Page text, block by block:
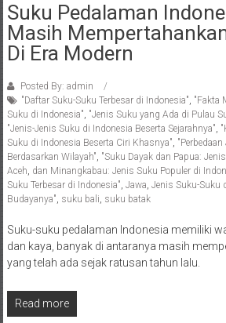
Suku Pedalaman
Masih
Di Era Modern
Posted By: admin
"Daftar Suku-Suku Terbesar di Indonesia", "Fakta
Suku di Indonesia", "Jenis Suku yang Ada di Pulau
"Jenis-Jenis Suku di Indonesia Beserta Sejarahnya",
Suku di Indonesia Beserta Ciri Khasnya",
Berdasarkan Wilayah", "Suku Dayak dan Papua:
Aceh, dan Minangkabau: Jenis Suku Populer di
Suku Terbesar di Indonesia", Jawa, Jenis Suku-Suku
Budayanya", suku bali, suku batak
Suku-suku pedalaman Indonesia memiliki
dan kaya, banyak di antaranya masih
yang telah ada sejak ratusan tahun lalu.
Read more